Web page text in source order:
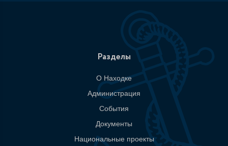
Разделы
О Находке
Администрация
События
Документы
Национальные проекты